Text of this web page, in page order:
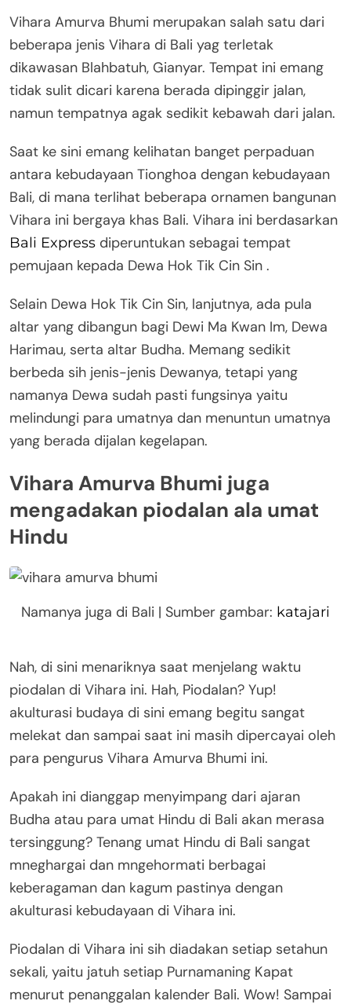
Vihara Amurva Bhumi merupakan salah satu dari
beberapa jenis Vihara di Bali yag terletak
dikawasan Blahbatuh, Gianyar. Tempat ini emang
tidak sulit dicari karena berada dipinggir jalan,
namun tempatnya agak sedikit kebawah dari jalan.
Saat ke sini emang kelihatan banget perpaduan
antara kebudayaan Tionghoa dengan kebudayaan
Bali, di mana terlihat beberapa ornamen bangunan
Vihara ini bergaya khas Bali. Vihara ini berdasarkan
Bali Express diperuntukan sebagai tempat
pemujaan kepada Dewa Hok Tik Cin Sin .
Selain Dewa Hok Tik Cin Sin, lanjutnya, ada pula
altar yang dibangun bagi Dewi Ma Kwan Im, Dewa
Harimau, serta altar Budha. Memang sedikit
berbeda sih jenis-jenis Dewanya, tetapi yang
namanya Dewa sudah pasti fungsinya yaitu
melindungi para umatnya dan menuntun umatnya
yang berada dijalan kegelapan.
Vihara Amurva Bhumi juga
mengadakan piodalan ala umat
Hindu
Namanya juga di Bali | Sumber gambar: katajari
Nah, di sini menariknya saat menjelang waktu
piodalan di Vihara ini. Hah, Piodalan? Yup!
akulturasi budaya di sini emang begitu sangat
melekat dan sampai saat ini masih dipercayai oleh
para pengurus Vihara Amurva Bhumi ini.
Apakah ini dianggap menyimpang dari ajaran
Budha atau para umat Hindu di Bali akan merasa
tersinggung? Tenang umat Hindu di Bali sangat
mneghargai dan mngehormati berbagai
keberagaman dan kagum pastinya dengan
akulturasi kebudayaan di Vihara ini.
Piodalan di Vihara ini sih diadakan setiap setahun
sekali, yaitu jatuh setiap Purnamaning Kapat
menurut penanggalan kalender Bali. Wow! Sampai